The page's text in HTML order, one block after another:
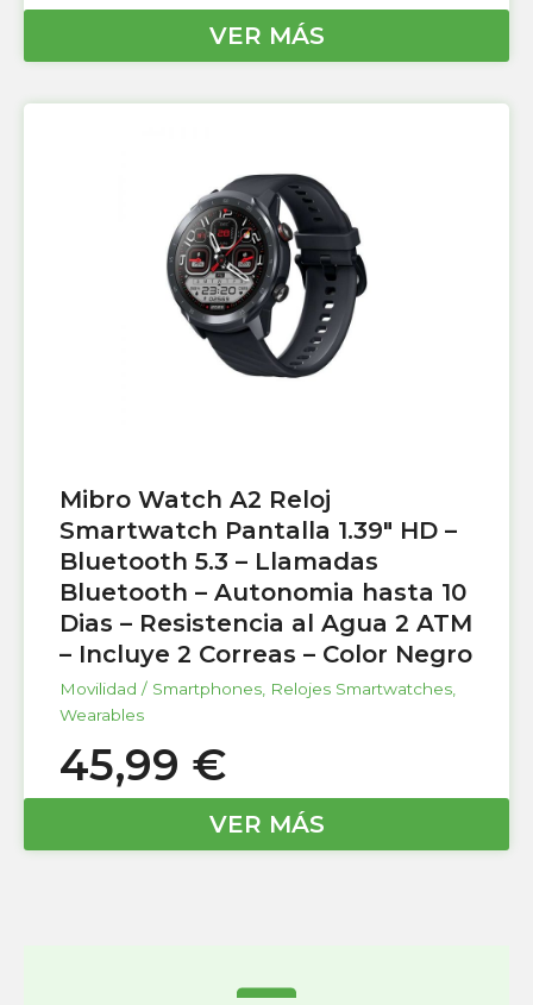
VER MÁS
Mibro Watch A2 Reloj
Smartwatch Pantalla 1.39″ HD –
Bluetooth 5.3 – Llamadas
Bluetooth – Autonomia hasta 10
Dias – Resistencia al Agua 2 ATM
– Incluye 2 Correas – Color Negro
Movilidad / Smartphones Relojes Smartwatches
Wearables
45,99 €
VER MÁS